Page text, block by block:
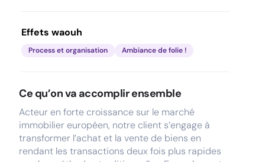
Effets waouh
Process et organisation Ambiance de folie !
Ce qu’on va accomplir ensemble
Acteur en forte croissance sur le marché
immobilier européen, notre client s’engage à
transformer l’achat et la vente de biens en
rendant les transactions deux fois plus rapides